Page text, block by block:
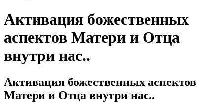
Активация божественных
аспектов Матери и Отца
внутри нас..
Активация божественных аспектов
Матери и Отца внутри нас..